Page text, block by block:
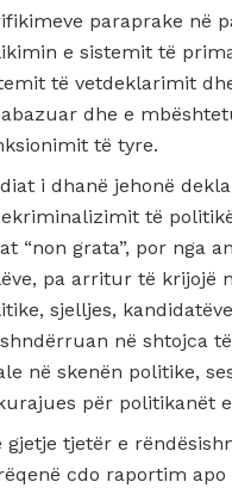
paraprake në
e sistemit të
të vetdeklarimit
dhe e
të tyre.
i dhanë jehonë
të
“non grata”, por nga
pa arritur të krijojë
sjelljes,
në shtojca
në skenën politike,
për politikanët
gjetje tjetër e
cdo raportim